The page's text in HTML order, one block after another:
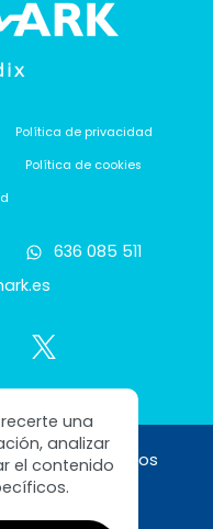
una
analizar
el contenido
Política de privacidad
Política de cookies
636 085 511
los derechos